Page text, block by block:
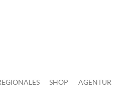
SHOP AGENTUR